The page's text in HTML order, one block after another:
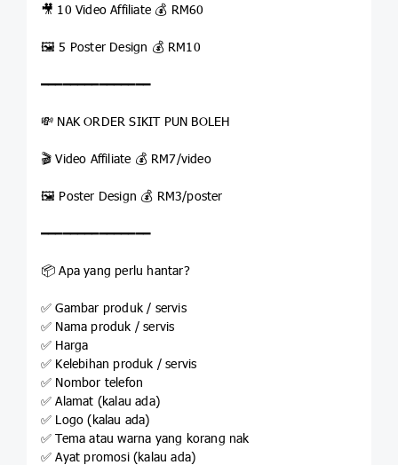
🎥 10 Video Affiliate 💰 RM60
🖼️ 5 Poster Design 💰 RM10
━━━━━━━━━━━━━━━
💸 NAK ORDER SIKIT PUN BOLEH
🎬 Video Affiliate 💰 RM7/video
🖼️ Poster Design 💰 RM3/poster
━━━━━━━━━━━━━━━
📦 Apa yang perlu hantar?
✅ Gambar produk / servis
✅ Nama produk / servis
✅ Harga
✅ Kelebihan produk / servis
✅ Nombor telefon
✅ Alamat (kalau ada)
✅ Logo (kalau ada)
✅ Tema atau warna yang korang nak
✅ Ayat promosi (kalau ada)